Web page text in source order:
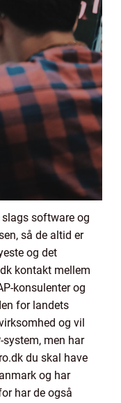
slags software og
så de altid er
og det
kontakt mellem
konsulenter og
for landets
og vil
system, men har
du skal have
og har
har de også